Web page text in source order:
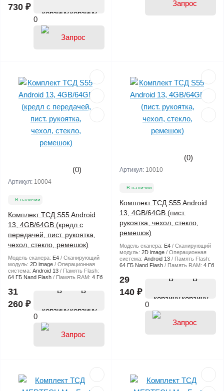
730 ₽
корзину
0
(0)
Артикул: 10004
В наличии
Комплект ТСД S55 Android
13, 4GB/64GB (кредл с
передачей, пист. рукоятка,
чехол, стекло, ремешок)
Модель сканера: E4
Сканирующий
модуль: 2D image
Операционная
система: Android 13
Память Flash:
64 ГБ Nand Flash
Память RAM: 4 Гб
31
260 ₽
В
корзину
0
(0)
Артикул: 10010
В наличии
Комплект ТСД S55 Android
13, 4GB/64GB (пист.
рукоятка, чехол, стекло,
ремешок)
Модель сканера: E4
Сканирующий
модуль: 2D image
Операционная
система: Android 13
Память Flash:
64 ГБ Nand Flash
Память RAM: 4 Гб
29
140 ₽
В
корзину
0